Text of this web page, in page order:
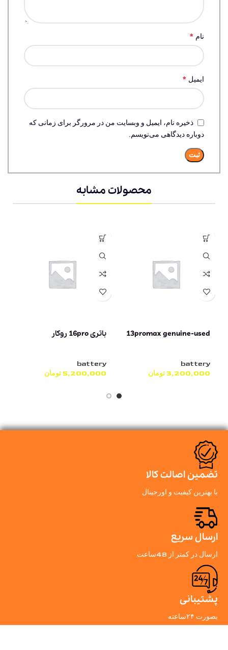
نام *
ایمیل *
ذخیره نام، ایمیل و وبسایت من در مرورگر برای زمانی که
دوباره دیدگاهی می‌نویسم.
محصولات مشابه
13promax genuine-used
battery
3,200,000تومان
باتری 16pro روکار
battery
5,200,000تومان
تضمین اصالت کالا
با بهترین کیفیت و اورجینال
ارسال سریع
ارسال در کمتر از 48ساعت
پشتیبانی
بصورت ۲۴ساعته